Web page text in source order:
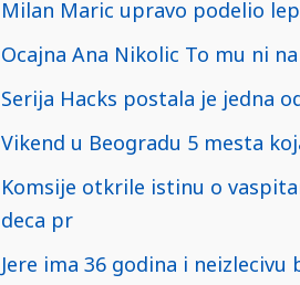
Milan Maric upravo podelio
Ocajna Ana Nikolic To mu ni
Serija Hacks postala je jedna
Vikend u Beogradu 5 mesta
Komsije otkrile istinu o
deca pr
Jere ima 36 godina i